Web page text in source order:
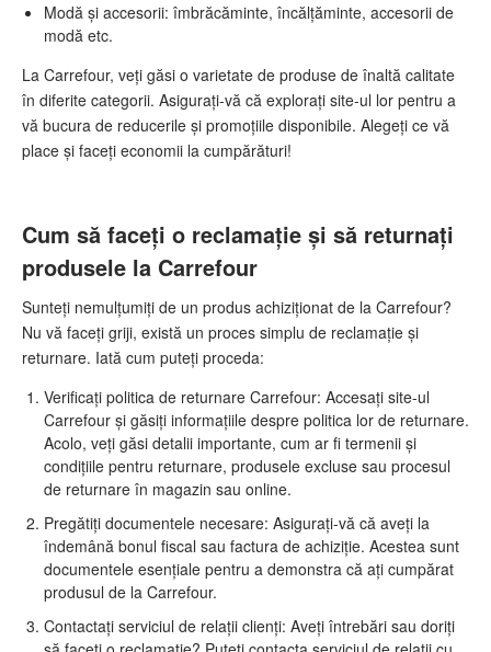
Modă și accesorii: îmbrăcăminte, încălțăminte, accesorii de
modă etc.
La Carrefour, veți găsi o varietate de produse de înaltă calitate
în diferite categorii. Asigurați-vă că explorați site-ul lor pentru a
vă bucura de reducerile și promoțiile disponibile. Alegeți ce vă
place și faceți economii la cumpărături!
Cum să faceți o reclamație și să returnați
produsele la Carrefour
Sunteți nemulțumiți de un produs achiziționat de la Carrefour?
Nu vă faceți griji, există un proces simplu de reclamație și
returnare. Iată cum puteți proceda:
Verificați politica de returnare Carrefour: Accesați site-ul
Carrefour și găsiți informațiile despre politica lor de returnare.
Acolo, veți găsi detalii importante, cum ar fi termenii și
condițiile pentru returnare, produsele excluse sau procesul
de returnare în magazin sau online.
Pregătiți documentele necesare: Asigurați-vă că aveți la
îndemână bonul fiscal sau factura de achiziție. Acestea sunt
documentele esențiale pentru a demonstra că ați cumpărat
produsul de la Carrefour.
Contactați serviciul de relații clienți: Aveți întrebări sau doriți